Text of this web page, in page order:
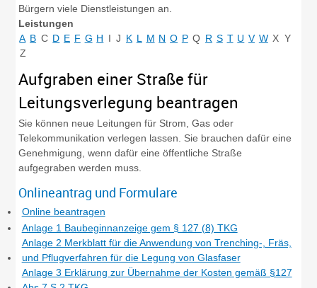
Bürgern viele Dienstleistungen an.
Leistungen
A B C D E F G H I J K L M N O P Q R S T U V W X Y
Z
Aufgraben einer Straße für
Leitungsverlegung beantragen
Sie können neue Leitungen für Strom, Gas oder
Telekommunikation verlegen lassen. Sie brauchen dafür eine
Genehmigung, wenn dafür eine öffentliche Straße
aufgegraben werden muss.
Onlineantrag und Formulare
Online beantragen
Anlage 1 Baubeginnanzeige gem § 127 (8) TKG
Anlage 2 Merkblatt für die Anwendung von Trenching-, Fräs,
und Pflugverfahren für die Legung von Glasfaser
Anlage 3 Erklärung zur Übernahme der Kosten gemäß §127